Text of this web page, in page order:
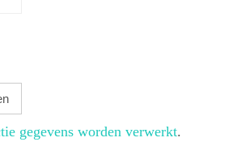
gegevens worden verwerkt.